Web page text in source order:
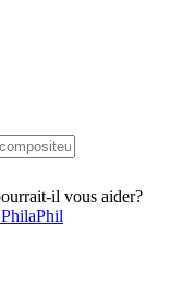
il vous aider?
PhilaPhil